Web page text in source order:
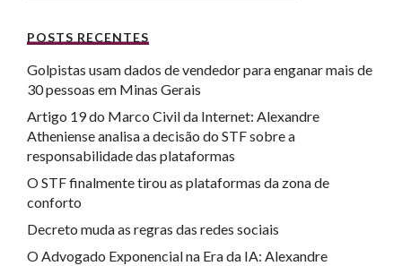
POSTS RECENTES
Golpistas usam dados de vendedor para enganar mais de
30 pessoas em Minas Gerais
Artigo 19 do Marco Civil da Internet: Alexandre
Atheniense analisa a decisão do STF sobre a
responsabilidade das plataformas
O STF finalmente tirou as plataformas da zona de
conforto
Decreto muda as regras das redes sociais
O Advogado Exponencial na Era da IA: Alexandre